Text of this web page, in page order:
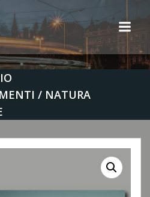
NATURA